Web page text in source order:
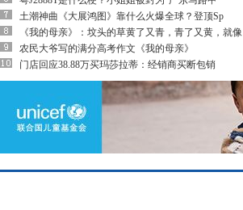
土潮神曲《大展鸿图》靠什么火爆全球？登顶Sp
《我的母亲》：坟头的草黄了又青，青了又黄，就像
农民大爷写的满分高考作文《我的母亲》
门店回应38.88万买玛莎拉蒂：经销商买断包销